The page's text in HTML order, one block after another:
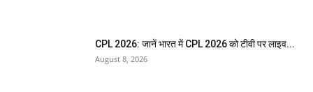
CPL 2026: जानें भारत में CPL 2026 को टीवी पर लाइव...
August 8, 2026